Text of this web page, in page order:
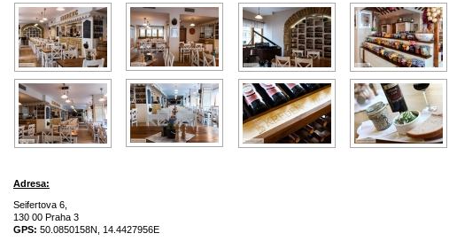
Adresa:
Seifertova 6,
130 00 Praha 3
GPS: 50.0850158N, 14.4427956E